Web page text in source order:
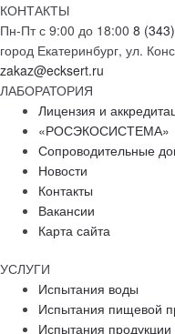
КОНТАКТЫ
Пн-Пт с 9:00 до 18:00 8
город Екатеринбург, ул.
zakaz@ecksert.ru
ЛАБОРАТОРИЯ
Лицензия и
«РОСЭКОСИСТЕМА»
Сопроводительные
Новости
Контакты
Вакансии
Карта сайта
УСЛУГИ
Испытания воды
Испытания пищевой
Испытания